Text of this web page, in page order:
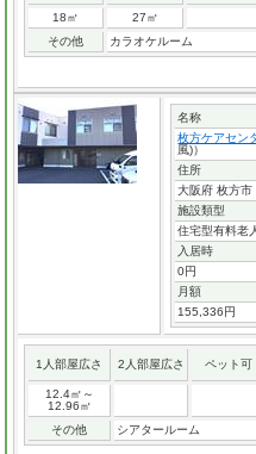
18㎡ 27㎡
その他
カラオケルーム
名称
枚方ケアセン
風)）
住所
大阪府 枚方市
施設類型
住宅型有料老
入居時
0円
月額
155,336円
1人部屋広さ 2人部屋広さ ペット可
12.4㎡～
12.96㎡
その他
シアタールーム